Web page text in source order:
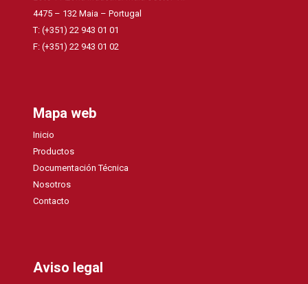
4475 – 132 Maia – Portugal
T: (+351) 22 943 01 01
F: (+351) 22 943 01 02
Mapa web
Inicio
Productos
Documentación Técnica
Nosotros
Contacto
Aviso legal